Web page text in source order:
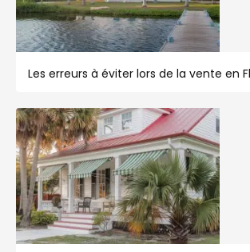
Les erreurs à éviter lors de la vente en